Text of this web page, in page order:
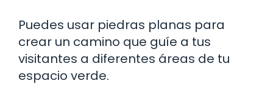
Puedes usar piedras planas para
crear un camino que guíe a tus
visitantes a diferentes áreas de tu
espacio verde.